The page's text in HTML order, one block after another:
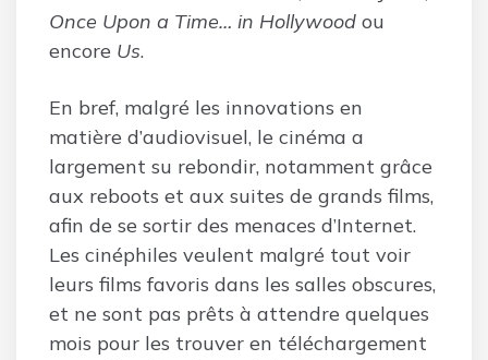
Once Upon a Time… in Hollywood ou
encore Us.
En bref, malgré les innovations en
matière d’audiovisuel, le cinéma a
largement su rebondir, notamment grâce
aux reboots et aux suites de grands films,
afin de se sortir des menaces d’Internet.
Les cinéphiles veulent malgré tout voir
leurs films favoris dans les salles obscures,
et ne sont pas prêts à attendre quelques
mois pour les trouver en téléchargement